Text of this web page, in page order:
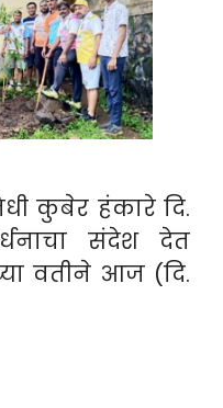
कुबेर हंकारे दि.
संदेश देत
वतीने आज (दि.